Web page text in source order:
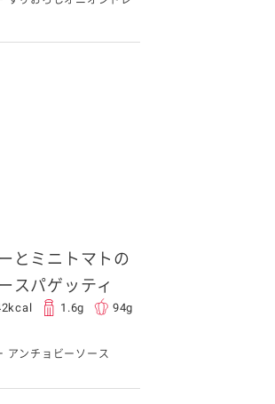
とミニトマトの
スパゲッティ
1.6g 94g
アンチョビーソース